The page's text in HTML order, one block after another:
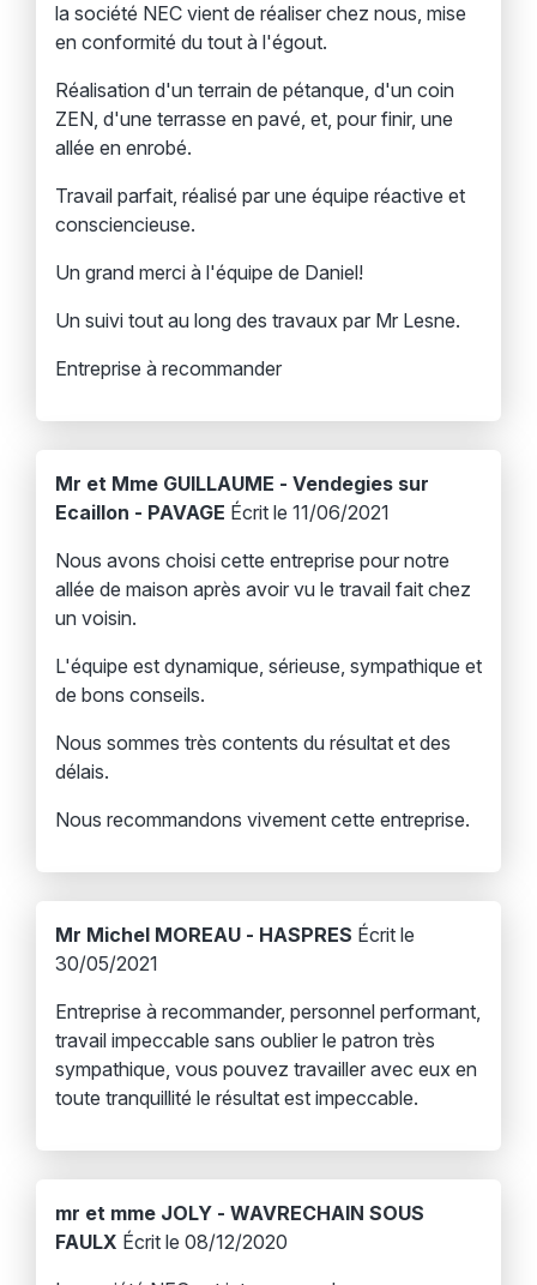
la société NEC vient de réaliser chez nous, mise
en conformité du tout à l'égout.
Réalisation d'un terrain de pétanque, d'un coin
ZEN, d'une terrasse en pavé, et, pour finir, une
allée en enrobé.
Travail parfait, réalisé par une équipe réactive et
consciencieuse.
Un grand merci à l'équipe de Daniel!
Un suivi tout au long des travaux par Mr Lesne.
Entreprise à recommander
Mr et Mme GUILLAUME - Vendegies sur
Ecaillon - PAVAGE Écrit le 11/06/2021
Nous avons choisi cette entreprise pour notre
allée de maison après avoir vu le travail fait chez
un voisin.
L'équipe est dynamique, sérieuse, sympathique et
de bons conseils.
Nous sommes très contents du résultat et des
délais.
Nous recommandons vivement cette entreprise.
Mr Michel MOREAU - HASPRES Écrit le
30/05/2021
Entreprise à recommander, personnel performant,
travail impeccable sans oublier le patron très
sympathique, vous pouvez travailler avec eux en
toute tranquillité le résultat est impeccable.
mr et mme JOLY - WAVRECHAIN SOUS
FAULX Écrit le 08/12/2020